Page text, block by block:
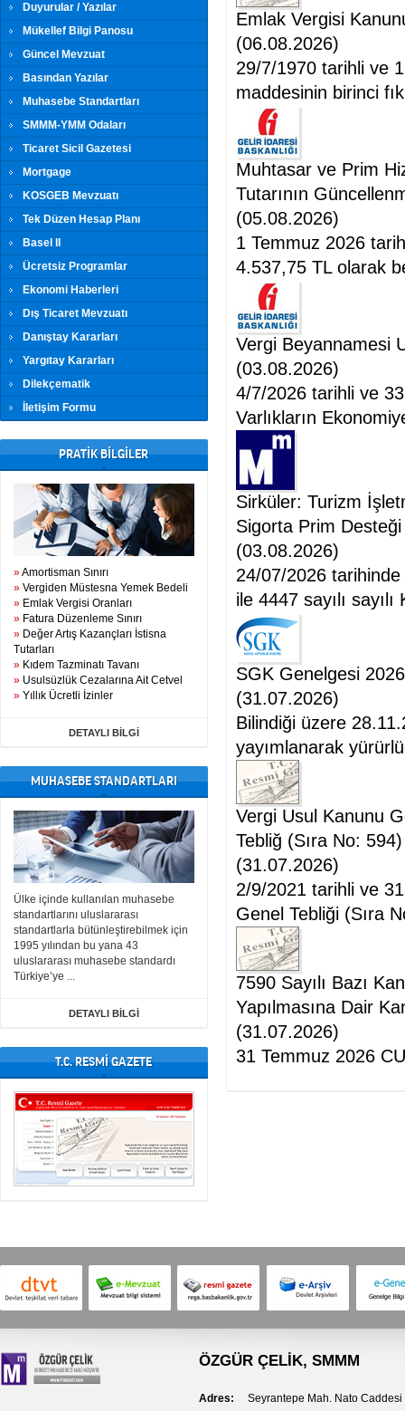
Duyurular / Yazılar
Mükellef Bilgi Panosu
Güncel Mevzuat
Basından Yazılar
Muhasebe Standartları
SMMM-YMM Odaları
Ticaret Sicil Gazetesi
Mortgage
KOSGEB Mevzuatı
Tek Düzen Hesap Planı
Basel II
Ücretsiz Programlar
Ekonomi Haberleri
Dış Ticaret Mevzuatı
Danıştay Kararları
Yargıtay Kararları
Dilekçematik
İletişim Formu
PRATİK BİLGİLER
»Amortisman Sınırı
» Vergiden Müstesna Yemek Bedeli
» Emlak Vergisi Oranları
» Fatura Düzenleme Sınırı
» Değer Artış Kazançları İstisna
Tutarları
» Kıdem Tazminatı Tavanı
» Usulsüzlük Cezalarına Ait Cetvel
» Yıllık Ücretli İzinler
DETAYLI BİLGİ
MUHASEBE STANDARTLARI
Ülke içinde kullanılan muhasebe
standartlarını uluslararası
standartlarla bütünleştirebilmek için
1995 yılından bu yana 43
uluslararası muhasebe standardı
Türkiye’ye ...
DETAYLI BİLGİ
T.C. RESMİ GAZETE
Emlak Vergisi
(06.08.2026)
29/7/1970 tarihli ve
maddesinin birinci
Muhtasar ve Prim
Tutarının
(05.08.2026)
1 Temmuz 2026
4.537,75 TL olarak
Vergi Beyannamesi
(03.08.2026)
4/7/2026 tarihli ve
Varlıkların
Sirküler: Turizm
Sigorta Prim
(03.08.2026)
24/07/2026 tarihinde
ile 4447 sayılı
SGK Genelgesi
(31.07.2026)
Bilindiği üzere
yayımlanarak
Vergi Usul Kanunu
Tebliğ (Sıra No: 594)
(31.07.2026)
2/9/2021 tarihli ve
Genel Tebliği (Sıra
7590 Sayılı Bazı
Yapılmasına Dair
(31.07.2026)
31 Temmuz 2026
ÖZGÜR ÇELİK, SMMM
Adres: Seyrantepe Mah. Nato Caddesi